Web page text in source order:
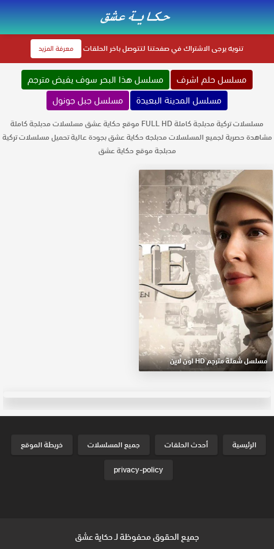
تنويهيرجى الاشتراك في صفحتنا لتتوصل باخر الحلقات معرفة المزيد
مسلسل حلم اشرف
مسلسل هذا البحر سوف يفيض مترجم
مسلسل المدينة البعيدة
مسلسل جبل جونول
مسلسلات تركية مدبلجة كاملة FULL HD موقع حكاية عشق مسلسلات مدبلجة كاملة
مشاهدة حصرية لجميع المسلسلات مدبلجه حكاية عشق بجودة عالية تحميل مسلسلات تركية
مدبلجة موقع حكاية عشق
مسلسل شعلة مترجم HD اون لاين
الرئيسية أحدث الحلقات جميع المسلسلات
خريطة الموقع
privacy-policy
جميع الحقوق محفوظة لـحكاية عشق